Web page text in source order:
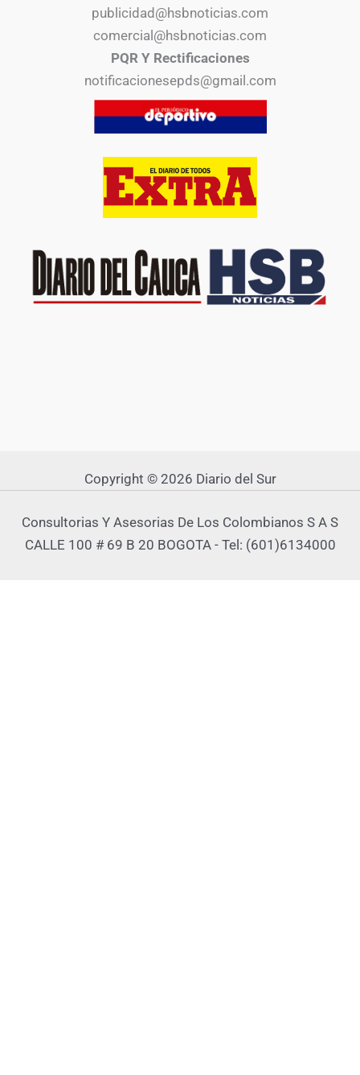
publicidad@hsbnoticias.com
comercial@hsbnoticias.com
PQR Y Rectificaciones
notificacionesepds@gmail.com
Copyright © 2026 Diario del Sur
Consultorias Y Asesorias De Los Colombianos S A S
CALLE 100 # 69 B 20 BOGOTA - Tel: (601)6134000